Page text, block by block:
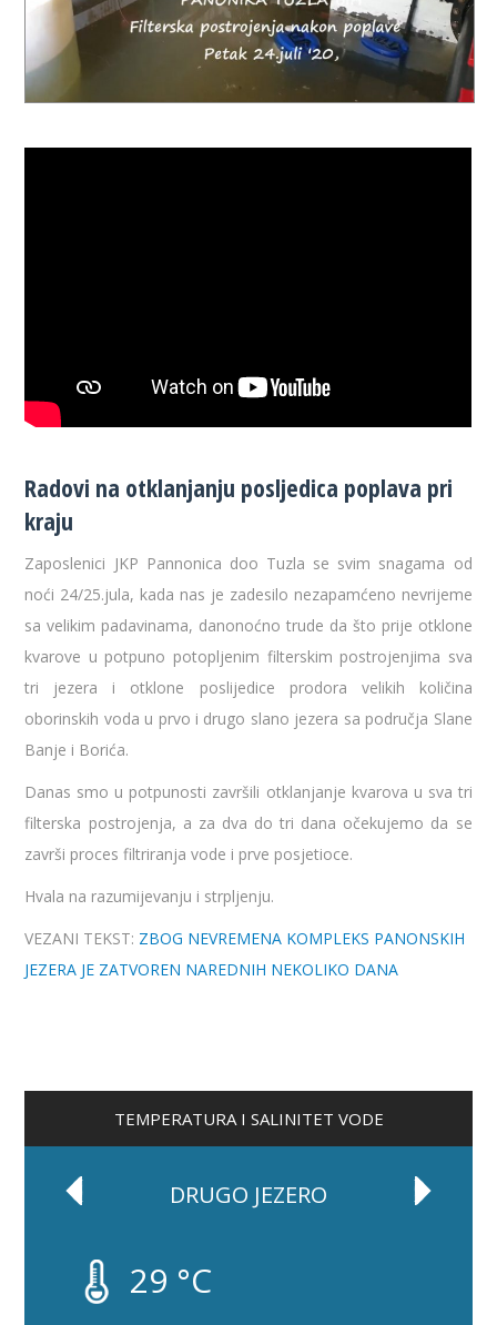
Radovi na otklanjanju posljedica poplava pri
kraju
Zaposlenici JKP Pannonica doo Tuzla se svim snagama od
noći 24/25.jula, kada nas je zadesilo nezapamćeno nevrijeme
sa velikim padavinama, danonoćno trude da što prije otklone
kvarove u potpuno potopljenim filterskim postrojenjima sva
tri jezera i otklone poslijedice prodora velikih količina
oborinskih voda u prvo i drugo slano jezera sa područja Slane
Banje i Borića.
Danas smo u potpunosti završili otklanjanje kvarova u sva tri
filterska postrojenja, a za dva do tri dana očekujemo da se
završi proces filtriranja vode i prve posjetioce.
Hvala na razumijevanju i strpljenju.
VEZANI TEKST: ZBOG NEVREMENA KOMPLEKS PANONSKIH
JEZERA JE ZATVOREN NAREDNIH NEKOLIKO DANA
TEMPERATURA I SALINITET VODE
DRUGO JEZERO
29 °C